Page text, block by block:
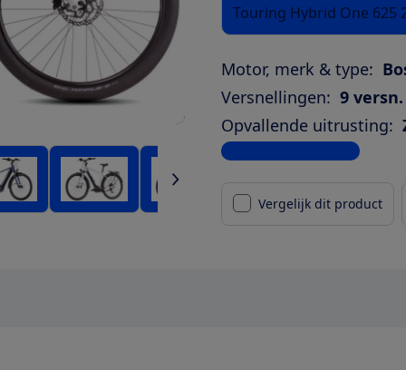
Touring Hybrid One 625
Motor, merk & type:
Versnellingen: 9
Opvallende uitrusting:
Bekijk alle specificaties
Vergelijk dit product